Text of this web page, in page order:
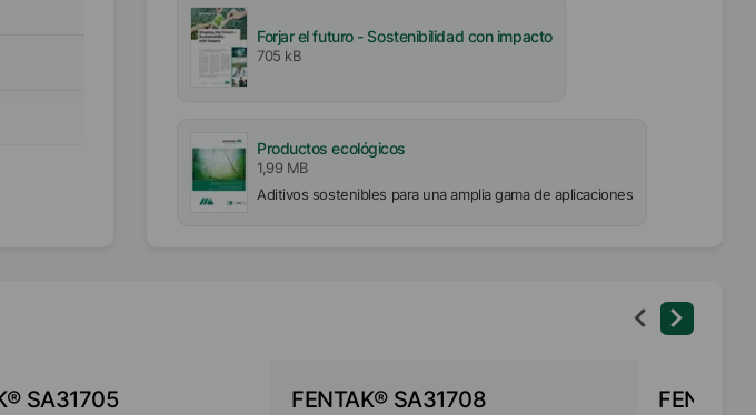
Forjar el futuro - Sostenibilidad con impacto
705 kB
Productos ecológicos
1,99 MB
Aditivos sostenibles para una amplia gama de aplicaciones
SA31705 FENTAK® SA31708